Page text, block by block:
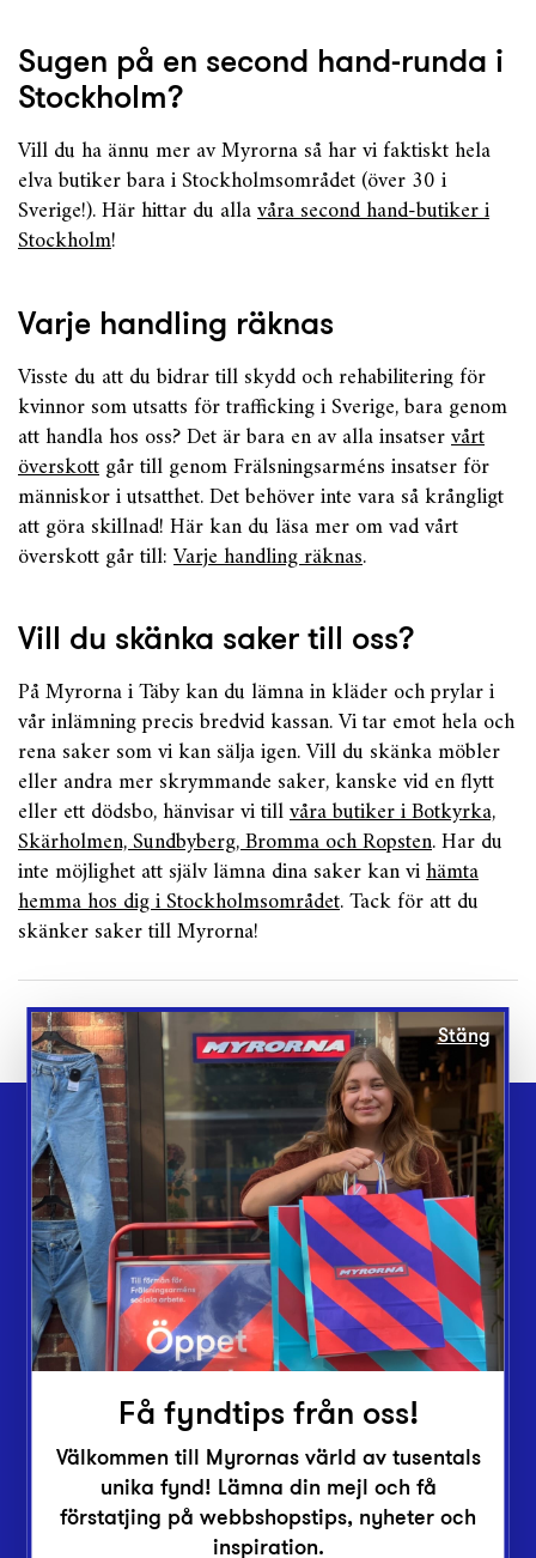
Sugen på en second hand-runda i
Stockholm?
Vill du ha ännu mer av Myrorna så har vi faktiskt hela
elva butiker bara i Stockholmsområdet (över 30 i
Sverige!). Här hittar du allavåra second hand-butiker i
Stockholm!
Varje handling räknas
Visste du att du bidrar till skydd och rehabilitering för
kvinnor som utsatts för trafficking i Sverige, bara genom
att handla hos oss? Det är bara en av alla insatservårt
överskottgår till genom Frälsningsarméns insatser för
människor i utsatthet. Det behöver inte vara så krångligt
att göra skillnad! Här kan du läsa mer om vad vårt
överskott går till:Varje handling räknas.
Vill du skänka saker till oss?
På Myrorna i Täby kan du lämna in kläder och prylar i
vår inlämning precis bredvid kassan. Vi tar emot hela och
rena saker som vi kan sälja igen. Vill du skänka möbler
eller andra mer skrymmande saker, kanske vid en flytt
eller ett dödsbo, hänvisar vi tillvåra butiker i Botkyrka,
Skärholmen, Sundbyberg, Bromma och Ropsten. Har du
inte möjlighet att själv lämna dina saker kan vihämta
hemma hos dig i Stockholmsområdet. Tack för att du
skänker saker till Myrorna!
Webbshop
Butiker
Lämna in
Vårt överskott
Inlämningsplatser
Om Myrorna
Lediga jobb
Kontakt
Stäng
Få fyndtips från oss!
Välkommen till Myrornas värld av tusentals
unika fynd! Lämna din mejl och få
förstatjing på webbshopstips, nyheter och
inspiration.